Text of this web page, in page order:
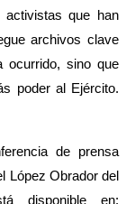
que han
archivos clave
ocurrido, sino que
poder al Ejército.
de prensa
López Obrador del
disponible en: